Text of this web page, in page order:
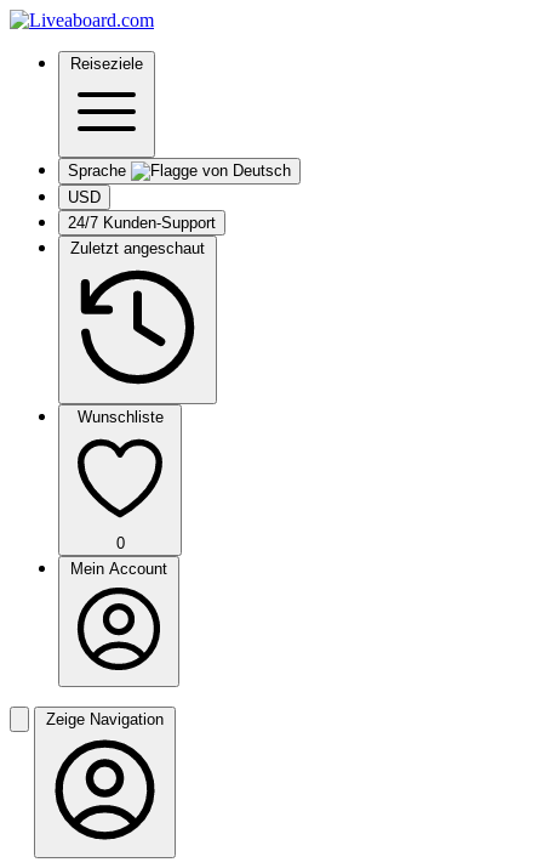
Reiseziele
Sprache
USD
24/7 Kunden-Support
Zuletzt angeschaut
Wunschliste
0
Mein Account
Zeige Navigation